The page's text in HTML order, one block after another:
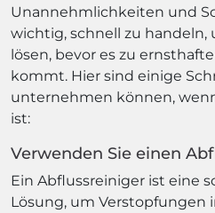
Unannehmlichkeiten und
wichtig, schnell zu handeln,
lösen, bevor es zu
kommt. Hier sind einige
unternehmen können,
ist:
Verwenden Sie einen
Ein Abflussreiniger ist eine
Lösung, um Verstopfungen